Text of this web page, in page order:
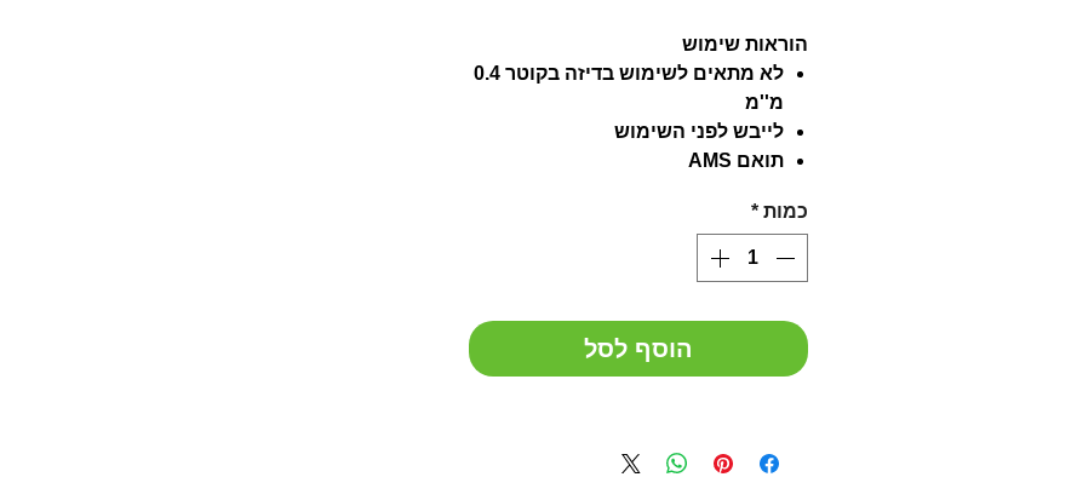
הוראות שימוש
לא מתאים לשימוש בדיזה בקוטר 0.4
מ''מ
לייבש לפני השימוש
תואם AMS
כמות *
הוסף לסל